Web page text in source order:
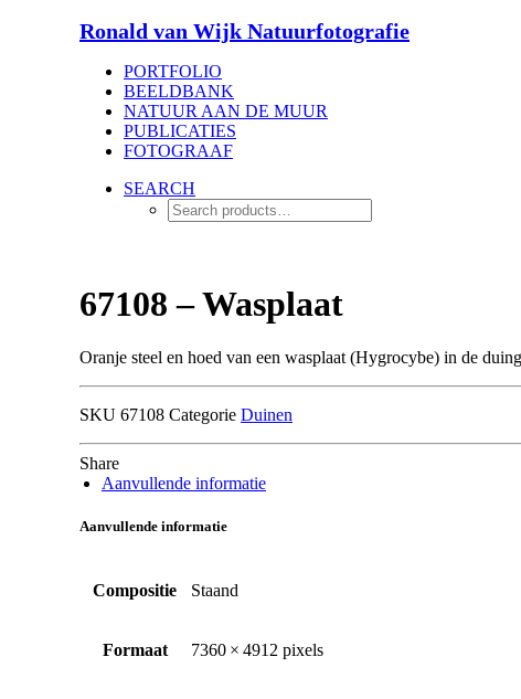
Ronald van Wijk Natuurfotografie
PORTFOLIO
BEELDBANK
NATUUR AAN DE MUUR
PUBLICATIES
FOTOGRAAF
SEARCH
67108 – Wasplaat
Oranje steel en hoed van een wasplaat (Hygrocybe) in de
SKU 67108 Categorie Duinen
Share
Aanvullende informatie
Aanvullende informatie
Compositie Staand
Formaat 7360 × 4912 pixels